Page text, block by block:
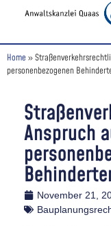
Home »
personenbezogenen
Anspruch
November 21,